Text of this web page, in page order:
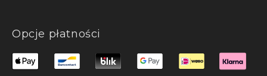
Opcje płatności